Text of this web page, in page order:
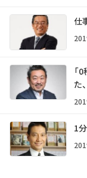
仕
「
た
1